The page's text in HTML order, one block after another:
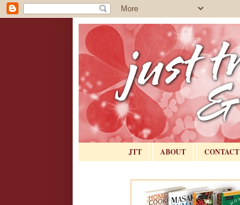
JTT ABOUT CONTACT